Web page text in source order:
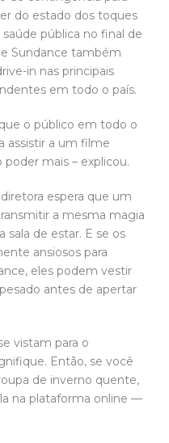
do estado dos toques
pública no final de
Sundance também
in nas principais
em todo o país.
o público em todo o
assistir a um filme
mais – explicou.
espera que um
a mesma magia
sala de estar. E se os
ansiosos para
eles podem vestir
antes de apertar
vistam para o
Então, se você
de inverno quente,
na plataforma online —